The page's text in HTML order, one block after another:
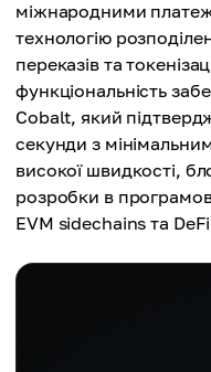
міжнародними
технологію
переказів та
функціональність
Cobalt, який
секунди з
високої швидкості,
розробки в
EVM sidechains та